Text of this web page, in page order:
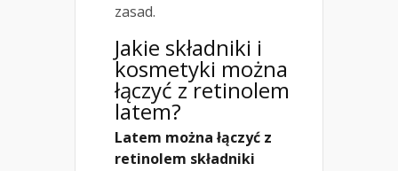
zasad.
Jakie składniki i
kosmetyki można
łączyć z retinolem
latem?
Latem można łączyć z
retinolem składniki